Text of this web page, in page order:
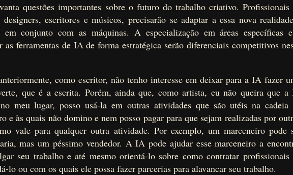
questões importantes sobre o futuro do trabalho criativo. Profissionais
designers, escritores e músicos, precisarão se adaptar a essa nova
em conjunto com as máquinas. A especialização em áreas específicas
as ferramentas de IA de forma estratégica serão diferenciais competitivos
como escritor, não tenho interesse em deixar para a IA fazer
que é a escrita. Porém, ainda que, como artista, eu não queira que
meu lugar, posso usá-la em outras atividades que são utéis na cadeia
e às quais não domino e nem posso pagar para que sejam realizadas por
vale para qualquer outra atividade. Por exemplo, um marceneiro pode
mas um péssimo vendedor. A IA pode ajudar esse marceneiro a
seu trabalho e até mesmo orientá-lo sobre como contratar profissionais
lo ou com os quais ele possa fazer parcerias para alavancar seu trabalho.